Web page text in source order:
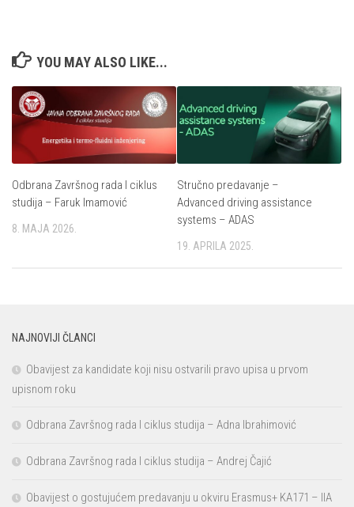
YOU MAY ALSO LIKE...
Odbrana Završnog rada I ciklus
studija – Faruk Imamović
8. MAJA 2026.
Stručno predavanje –
Advanced driving assistance
systems – ADAS
19. APRILA 2025.
NAJNOVIJI ČLANCI
Obavijest za kandidate koji nisu ostvarili pravo upisa u prvom
upisnom roku
Odbrana Završnog rada I ciklus studija – Adna Ibrahimović
Odbrana Završnog rada I ciklus studija – Andrej Čajić
Obavijest o gostujućem predavanju u okviru Erasmus+ KA171 – IIA